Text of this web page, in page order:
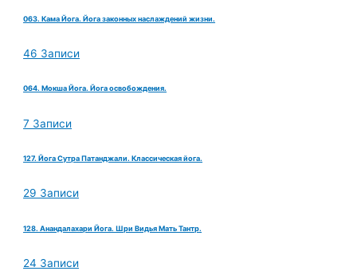
063. Кама Йога. Йога законных наслаждений жизни.
46 Записи
064. Мокша Йога. Йога освобождения.
7 Записи
127. Йога Сутра Патанджали. Классическая йога.
29 Записи
128. Анандалахари Йога. Шри Видья Мать Тантр.
24 Записи